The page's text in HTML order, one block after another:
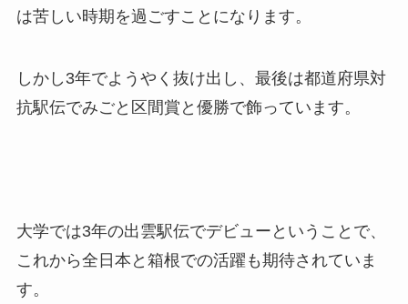
は苦しい時期を過ごすことになります。
しかし3年でようやく抜け出し、最後は都道府県対
抗駅伝でみごと区間賞と優勝で飾っています。
大学では3年の出雲駅伝でデビューということで、
これから全日本と箱根での活躍も期待されていま
す。